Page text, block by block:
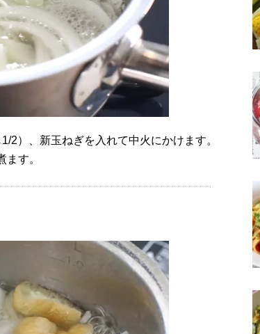
2）、新玉ねぎを入れて中火にかけます。
す。